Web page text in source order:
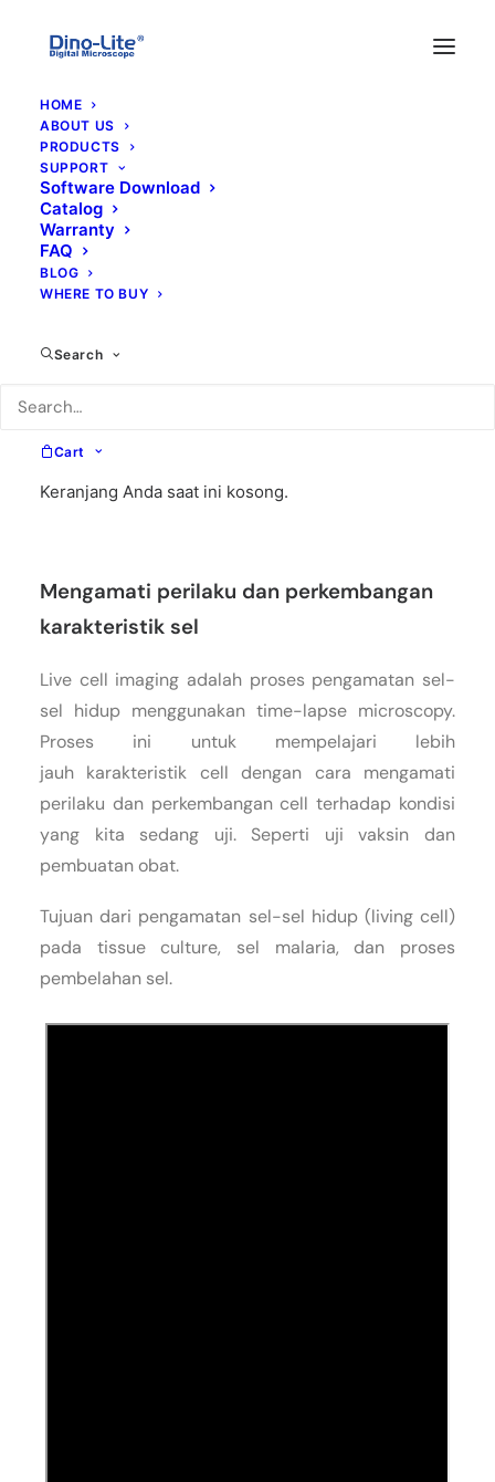
HOME
ABOUT US
PRODUCTS
SUPPORT
Software Download
Catalog
Warranty
FAQ
BLOG
WHERE TO BUY
Search
Cart
Keranjang Anda saat ini kosong.
Software Kamera
Mikroskop Analisis
Mengamati perilaku dan perkembangan
karakteristik sel
Live cell imaging adalah proses pengamatan sel-
sel hidup menggunakan time-lapse microscopy.
Proses ini untuk mempelajari lebih
jauh karakteristik cell dengan cara mengamati
perilaku dan perkembangan cell terhadap kondisi
yang kita sedang uji. Seperti uji vaksin dan
pembuatan obat.
Tujuan dari pengamatan sel-sel hidup (living cell)
pada tissue culture, sel malaria, dan proses
pembelahan sel.